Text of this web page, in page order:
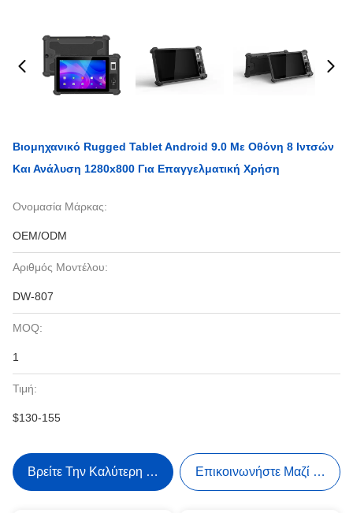
Βιομηχανικό Rugged Tablet Android 9.0 Με Οθόνη 8 Ιντσών
Και Ανάλυση 1280x800 Για Επαγγελματική Χρήση
Ονομασία Μάρκας:
OEM/ODM
Αριθμός Μοντέλου:
DW-807
MOQ:
1
Τιμή:
$130-155
Βρείτε Την Καλύτερη Τιμή Επικοινωνήστε Μαζί Μας